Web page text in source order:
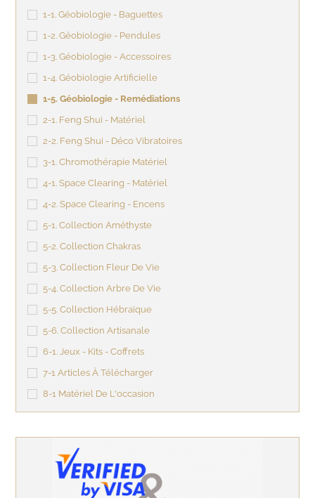
1-1. Géobiologie - Baguettes
1-2. Géobiologie - Pendules
1-3. Géobiologie - Accessoires
1-4. Géobiologie Artificielle
1-5. Géobiologie - Remédiations
2-1. Feng Shui - Matériel
2-2. Feng Shui - Déco Vibratoires
3-1. Chromothérapie Matériel
4-1. Space Clearing - Matériel
4-2. Space Clearing - Encens
5-1. Collection Améthyste
5-2. Collection Chakras
5-3. Collection Fleur De Vie
5-4. Collection Arbre De Vie
5-5. Collection Hébraïque
5-6. Collection Artisanale
6-1. Jeux - Kits - Coffrets
7-1 Articles À Télécharger
8-1 Matériel De L'occasion